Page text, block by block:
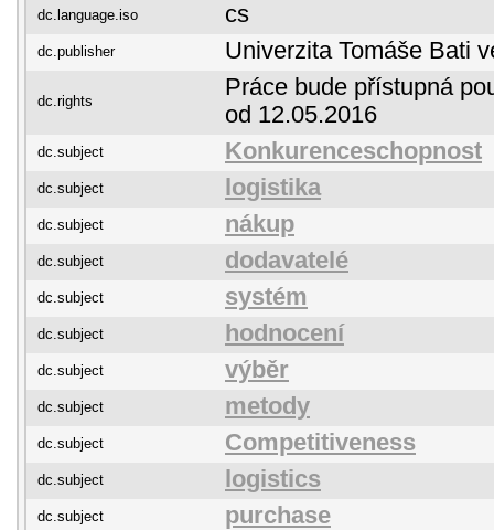
dc.language.iso cs
dc.publisher Univerzita Tomáše Bati
dc.rights
Práce bude přístupná
od 12.05.2016
dc.subject Konkurenceschopnost
dc.subject logistika
dc.subject nákup
dc.subject dodavatelé
dc.subject systém
dc.subject hodnocení
dc.subject výběr
dc.subject metody
dc.subject Competitiveness
dc.subject logistics
dc.subject purchase